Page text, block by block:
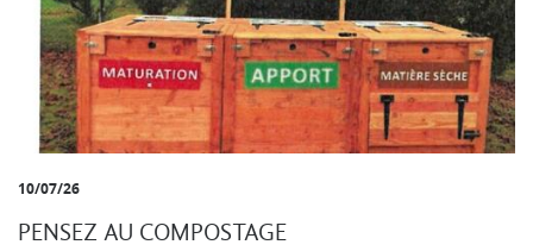
10/07/26
PENSEZ AU COMPOSTAGE